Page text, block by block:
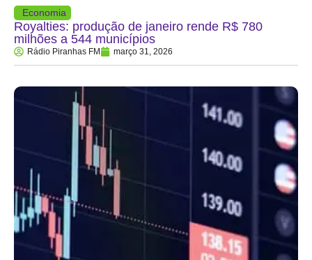
Economia
Royalties: produção de janeiro rende R$ 780
milhões a 544 municípios
Rádio Piranhas FM março 31, 2026